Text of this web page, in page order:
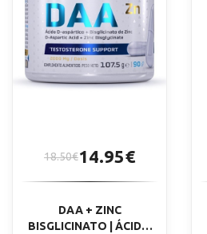
18.50€14.95€
DAA + ZINC
BISGLICINATO | ÁCIDO